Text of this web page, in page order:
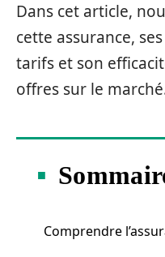
Dans cet article,
cette assurance,
tarifs et son
offres sur le
Comprendre